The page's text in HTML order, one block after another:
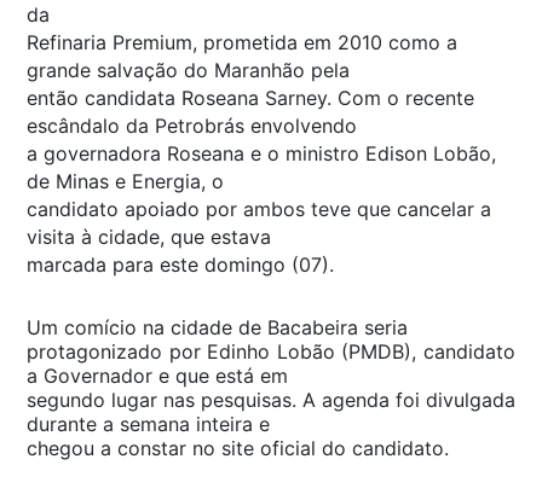
da
Refinaria Premium, prometida em 2010 como a
grande salvação do Maranhão pela
então candidata Roseana Sarney. Com o recente
escândalo da Petrobrás envolvendo
a governadora Roseana e o ministro Edison Lobão,
de Minas e Energia, o
candidato apoiado por ambos teve que cancelar a
visita à cidade, que estava
marcada para este domingo (07).
Um comício na cidade de Bacabeira seria
protagonizado por Edinho Lobão (PMDB), candidato
a Governador e que está em
segundo lugar nas pesquisas. A agenda foi divulgada
durante a semana inteira e
chegou a constar no site oficial do candidato.